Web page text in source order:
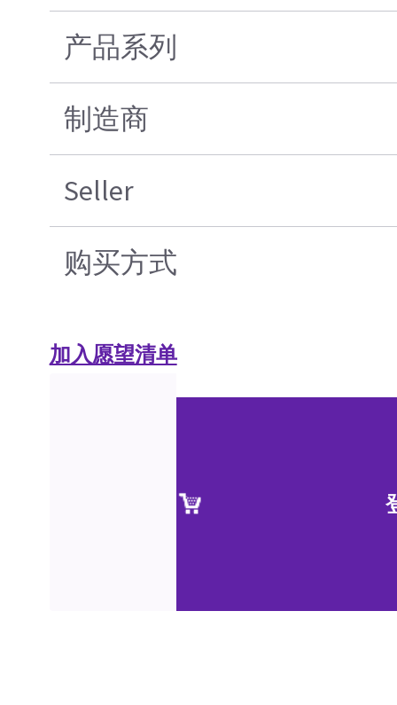
产品系列
制造商
Seller
购买方式
加入愿望清单